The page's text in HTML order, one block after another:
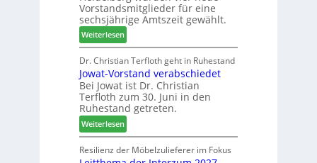
e
n
i
P
r
o
u
k
t
s
u
c
e
e
r
t
N
a
c
h
b
e
s
s
e
Vorstandsmitglieder für eine
sechsjährige Amtszeit gewählt.
Weiterlesen:
V
e
r
s
a
m
m
l
u
Dr. Christian Terfloth geht in Ruhestand
Jowat-Vorstand verabschiedet
Bei Jowat ist Dr. Christian
Terfloth zum 30. Juni in den
Ruhestand getreten.
Weiterlesen:
J
o
Resilienz der Möbelzulieferer im Fokus